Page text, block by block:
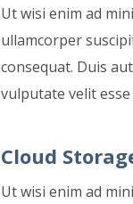
Ut wisi enim ad
ullamcorper
consequat. Duis
vulputate velit
Cloud
Ut wisi enim ad